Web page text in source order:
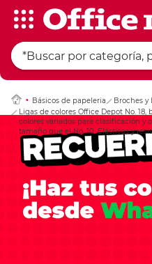
Básicos de papeleria
Broches y
Ligas de colores Office Depot No.
colores variados para clasificación y
tamaño que el No. 10. Elásticas y